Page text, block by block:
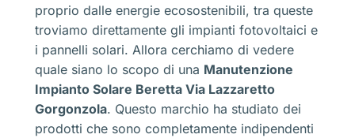
proprio dalle energie ecosostenibili, tra queste
troviamo direttamente gli impianti fotovoltaici e
i pannelli solari. Allora cerchiamo di vedere
quale siano lo scopo di una Manutenzione
Impianto Solare Beretta Via Lazzaretto
Gorgonzola. Questo marchio ha studiato dei
prodotti che sono completamente indipendenti